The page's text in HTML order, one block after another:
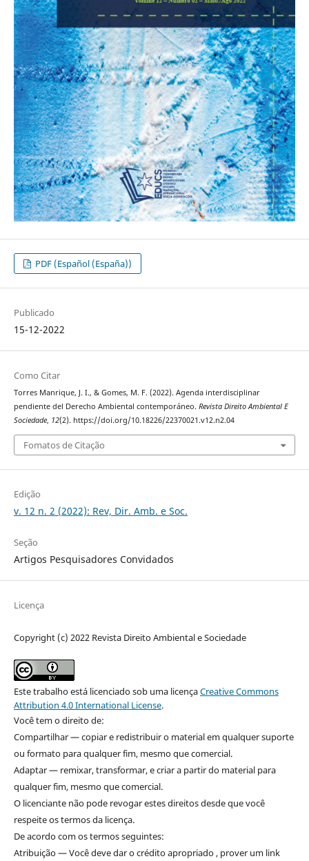
PDF (Español (España))
Publicado
15-12-2022
Como Citar
Torres Manrique, J. I., & Gomes, M. F. (2022). Agenda interdisciplinar
pendiente del Derecho Ambiental contemporáneo. Revista Direito Ambiental E
Sociedade, 12(2). https://doi.org/10.18226/22370021.v12.n2.04
Fomatos de Citação
Edição
v. 12 n. 2 (2022): Rev, Dir. Amb. e Soc.
Seção
Artigos Pesquisadores Convidados
Licença
Copyright (c) 2022 Revista Direito Ambiental e Sociedade
Este trabalho está licenciado sob uma licençaCreative Commons
Attribution 4.0 International License.
Você tem o direito de:
Compartilhar — copiar e redistribuir o material em qualquer suporte
ou formato para qualquer fim, mesmo que comercial.
Adaptar — remixar, transformar, e criar a partir do material para
qualquer fim, mesmo que comercial.
O licenciante não pode revogar estes direitos desde que você
respeite os termos da licença.
De acordo com os termos seguintes:
Atribuição — Você deve dar o crédito apropriado , prover um link